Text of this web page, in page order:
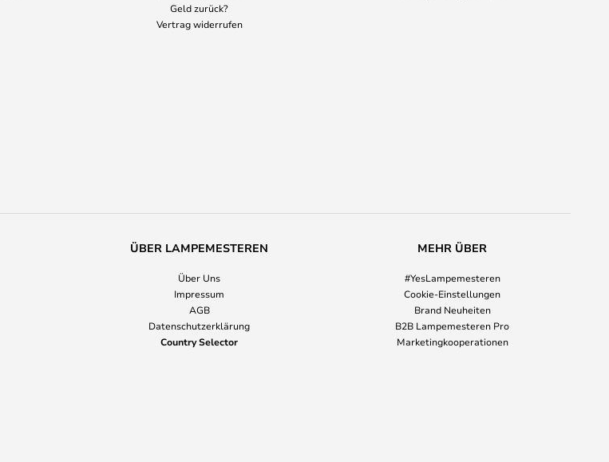
Geld zurück?
Vertrag widerrufen
ÜBER LAMPEMESTEREN
Über Uns
Impressum
AGB
Datenschutzerklärung
Country Selector
MEHR ÜBER
#YesLampemesteren
Cookie-Einstellungen
Brand Neuheiten
B2B Lampemesteren Pro
Marketingkooperationen